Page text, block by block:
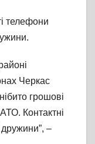
телефони
Черкас
грошові
Контактні
–